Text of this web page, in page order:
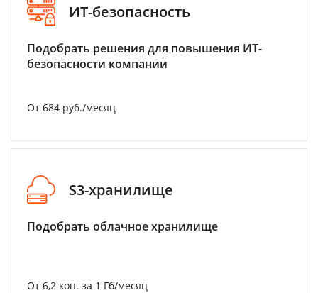
ИТ-безопасность
Подобрать решения для повышения ИТ-
безопасности компании
От 684 руб./месяц
S3-хранилище
Подобрать облачное хранилище
От 6,2 коп. за 1 Гб/месяц